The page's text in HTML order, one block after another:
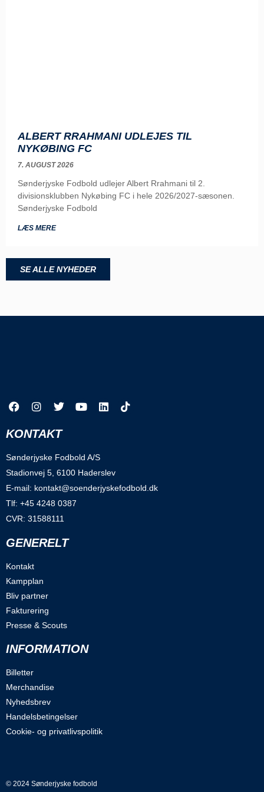
ALBERT RRAHMANI UDLEJES TIL
NYKØBING FC
7. AUGUST 2026
Sønderjyske Fodbold udlejer Albert Rrahmani til 2.
divisionsklubben Nykøbing FC i hele 2026/2027-sæsonen.
Sønderjyske Fodbold
LÆS MERE
SE ALLE NYHEDER
KONTAKT
Sønderjyske Fodbold A/S
Stadionvej 5, 6100 Haderslev
E-mail: kontakt@soenderjyskefodbold.dk
Tlf: +45 4248 0387
CVR: 31588111
GENERELT
Kontakt
Kampplan
Bliv partner
Fakturering
Presse & Scouts
INFORMATION
Billetter
Merchandise
Nyhedsbrev
Handelsbetingelser
Cookie- og privatlivspolitik
© 2024 Sønderjyske fodbold